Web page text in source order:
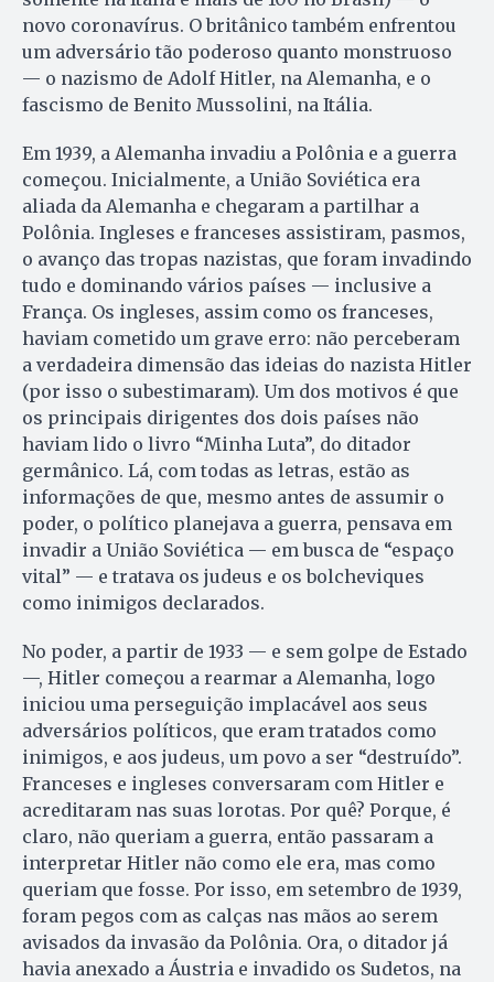
novo coronavírus. O britânico também enfrentou
um adversário tão poderoso quanto monstruoso
— o nazismo de Adolf Hitler, na Alemanha, e o
fascismo de Benito Mussolini, na Itália.
Em 1939, a Alemanha invadiu a Polônia e a guerra
começou. Inicialmente, a União Soviética era
aliada da Alemanha e chegaram a partilhar a
Polônia. Ingleses e franceses assistiram, pasmos,
o avanço das tropas nazistas, que foram invadindo
tudo e dominando vários países — inclusive a
França. Os ingleses, assim como os franceses,
haviam cometido um grave erro: não perceberam
a verdadeira dimensão das ideias do nazista Hitler
(por isso o subestimaram). Um dos motivos é que
os principais dirigentes dos dois países não
haviam lido o livro “Minha Luta”, do ditador
germânico. Lá, com todas as letras, estão as
informações de que, mesmo antes de assumir o
poder, o político planejava a guerra, pensava em
invadir a União Soviética — em busca de “espaço
vital” — e tratava os judeus e os bolcheviques
como inimigos declarados.
No poder, a partir de 1933 — e sem golpe de Estado
—, Hitler começou a rearmar a Alemanha, logo
iniciou uma perseguição implacável aos seus
adversários políticos, que eram tratados como
inimigos, e aos judeus, um povo a ser “destruído”.
Franceses e ingleses conversaram com Hitler e
acreditaram nas suas lorotas. Por quê? Porque, é
claro, não queriam a guerra, então passaram a
interpretar Hitler não como ele era, mas como
queriam que fosse. Por isso, em setembro de 1939,
foram pegos com as calças nas mãos ao serem
avisados da invasão da Polônia. Ora, o ditador já
havia anexado a Áustria e invadido os Sudetos, na